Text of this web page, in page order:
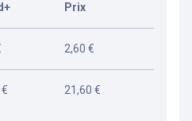
Prix
2,60 €
21,60 €